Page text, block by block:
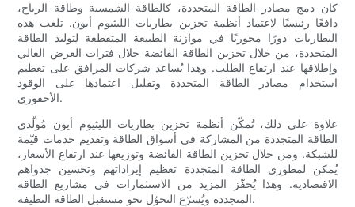
كان دمج مصادر الطاقة المتجددة، كالطاقة الشمسية وطاقة الرياح،
دافعًا رئيسيًا لاعتماد أنظمة تخزين بطاريات الليثيوم أيون. تلعب هذه
البطاريات دورًا محوريًا في موازنة الطبيعة المتقطعة لتوليد الطاقة
المتجددة، من خلال تخزين الطاقة الفائضة خلال فترات العرض العالي
وإطلاقها عند ارتفاع الطلب. وهذا يُساعد شركات المرافق على تعظيم
استخدام مصادر الطاقة المتجددة وتقليل اعتمادها على الوقود
الأحفوري.
علاوة على ذلك، تُمكّن أنظمة تخزين بطاريات الليثيوم أيون مُولّدي
الطاقة المتجددة من المشاركة في أسواق الطاقة وتقديم خدمات قيّمة
للشبكة. ومن خلال تخزين الطاقة الفائضة وتوزيعها عند ارتفاع الأسعار،
يُمكن لمطوري الطاقة المتجددة تعظيم إيراداتهم وتحسين جدواهم
الاقتصادية. وهذا يُحفّز المزيد من الاستثمارات في مشاريع الطاقة
المتجددة ويُسرّع التحوّل نحو مستقبل الطاقة النظيفة.